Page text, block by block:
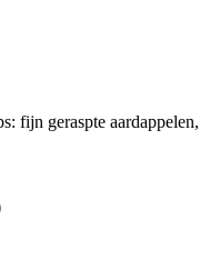
fijn geraspte